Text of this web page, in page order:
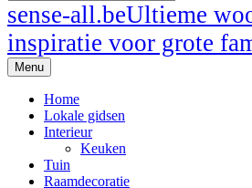
sense-all.beUltieme
inspiratie voor grote
Menu
Home
Lokale gidsen
Interieur
Keuken
Tuin
Raamdecoratie